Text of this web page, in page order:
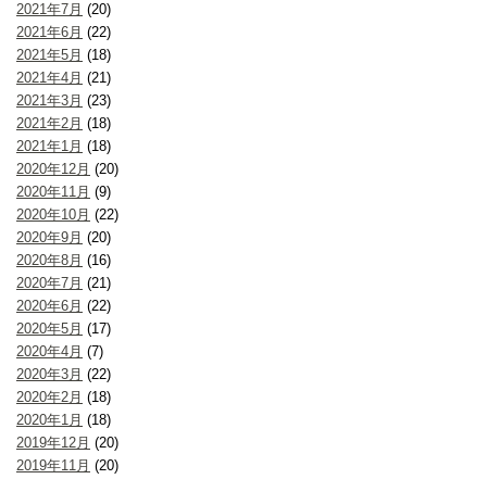
2021年7月 (20)
2021年6月 (22)
2021年5月 (18)
2021年4月 (21)
2021年3月 (23)
2021年2月 (18)
2021年1月 (18)
2020年12月 (20)
2020年11月 (9)
2020年10月 (22)
2020年9月 (20)
2020年8月 (16)
2020年7月 (21)
2020年6月 (22)
2020年5月 (17)
2020年4月 (7)
2020年3月 (22)
2020年2月 (18)
2020年1月 (18)
2019年12月 (20)
2019年11月 (20)